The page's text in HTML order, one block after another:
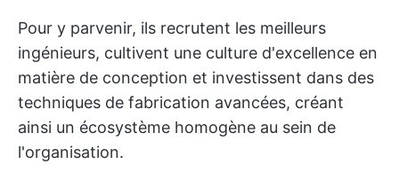
Pour y parvenir, ils recrutent les meilleurs
ingénieurs, cultivent une culture d'excellence en
matière de conception et investissent dans des
techniques de fabrication avancées, créant
ainsi un écosystème homogène au sein de
l'organisation.